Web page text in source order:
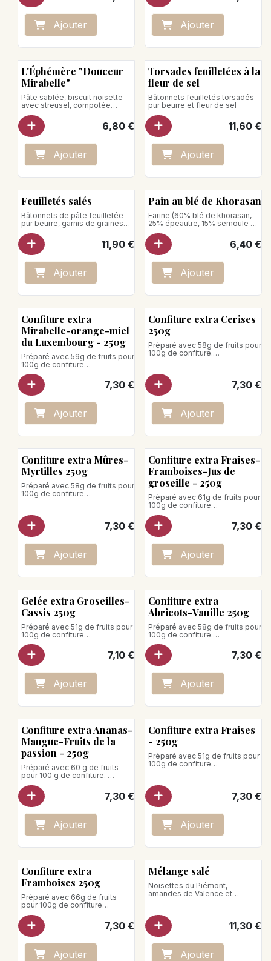
Ajouter Ajouter
L'Éphémère
L'Éphémère "Douceur
Mirabelle"
Pâte sablée, biscuit noisette
avec streusel, compotée
mirabelle, mousse et chantilly
verveine, mirabelle
Poids net: 110g
6,80€
Ajouter
Torsades feuilletées à la
fleur de sel
Bâtonnets feuilletés torsadés
pur beurre et fleur de sel
11,60€
Ajouter
Feuilletés salés
Bâtonnets de pâte feuilletée
pur beurre, garnis de graines
de pavot, sésame, herbes de
Provence et Gruyère
11,90€
Ajouter
Pain au blé de Khorasan
Farine (60% blé de khorasan,
25% épeautre, 15% semoule de
blé)
Poids net : 640 g
6,40€
Ajouter
Confiture extra
Mirabelle-orange-miel
du Luxembourg - 250g
Préparé avec 59g de fruits pour
100g de confiture
Teneur totale en sucre : 38 g
pour 100g de confiture
Poids net : 250g
7,30€
Ajouter
Confiture extra Cerises
250g
Préparé avec 58g de fruits pour
100g de confiture.
Teneur totale en sucre : 47g
Poids net : 250g
7,30€
Ajouter
Confiture extra Mûres-
Myrtilles 250g
Préparé avec 58g de fruits pour
100g de confiture
Poids net : 250g
Produit vegan
7,30€
Ajouter
Confiture extra Fraises-
Framboises-Jus de
groseille - 250g
Préparé avec 61g de fruits pour
100g de confiture
Teneur totale en sucre : 53g
pour 100g de confiture
Poids net : 250g
Produit vegan
7,30€
Ajouter
Gelée extra Groseilles-
Cassis 250g
Préparé avec 51g de fruits pour
100g de confiture
Teneur totale en sucre : 54g
pour 100g de confiture
Poids net : 250 g
7,10€
Ajouter
Confiture extra
Abricots-Vanille 250g
Préparé avec 58g de fruits pour
100g de confiture.
Teneur totale en sucre : 47g
pour 100g de confiture
Poids net : 250g
Produit vegan
7,30€
Ajouter
Confiture extra Ananas-
Mangue-Fruits de la
passion - 250g
Préparé avec 60 g de fruits
pour 100 g de confiture.
Teneur totale en sucre : 58 g
pour 100 g de confiture.
Poids net : 250g
Produit vegan
7,30€
Ajouter
Confiture extra Fraises
- 250g
Préparé avec 51g de fruits pour
100g de confiture
Poids net : 250g
Produit vegan
7,30€
Ajouter
Confiture extra
Framboises 250g
Préparé avec 66g de fruits
pour 100g de confiture
pour 100g de confiture
Poids net : 250g
Produit vegan
7,30€
Ajouter
Mélange salé
Noisettes du Piémont,
amandes de Valence et
11,30€
Ajouter